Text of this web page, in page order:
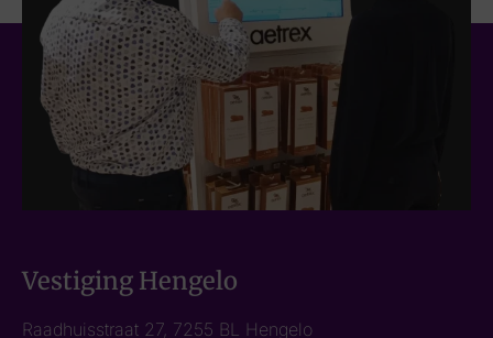
Vestiging Hengelo
Raadhuisstraat 27, 7255 BL Hengelo